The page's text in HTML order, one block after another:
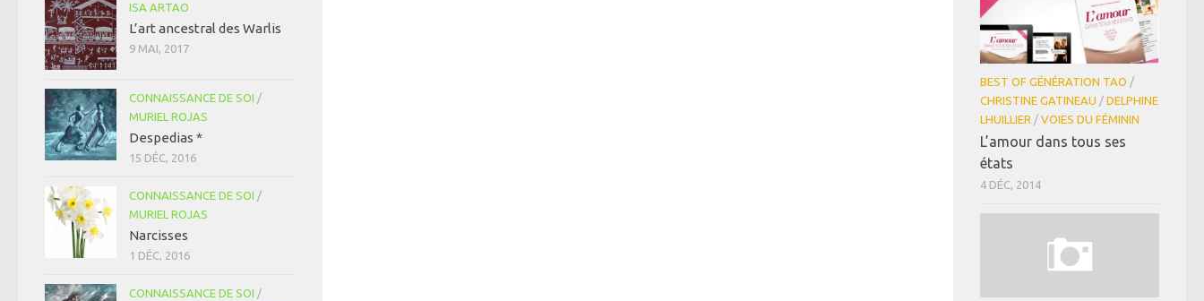
ISA ARTAO
L’art ancestral des Warlis
9 MAI, 2017
CONNAISSANCE DE SOI /
MURIEL ROJAS
Despedias *
15 DÉC, 2016
CONNAISSANCE DE SOI /
MURIEL ROJAS
Narcisses
1 DÉC, 2016
CONNAISSANCE DE SOI /
BEST OF GÉNÉRATION TAO /
CHRISTINE GATINEAU / DELPHINE
LHUILLIER / VOIES DU FÉMININ
L’amour dans tous ses
états
4 DÉC, 2014